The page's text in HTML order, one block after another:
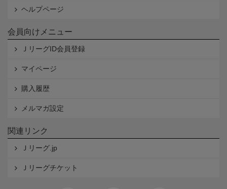
ヘルプページ
会員向けメニュー
ＪリーグID会員登録
マイページ
購入履歴
メルマガ設定
関連リンク
Ｊリーグ.jp
Ｊリーグチケット